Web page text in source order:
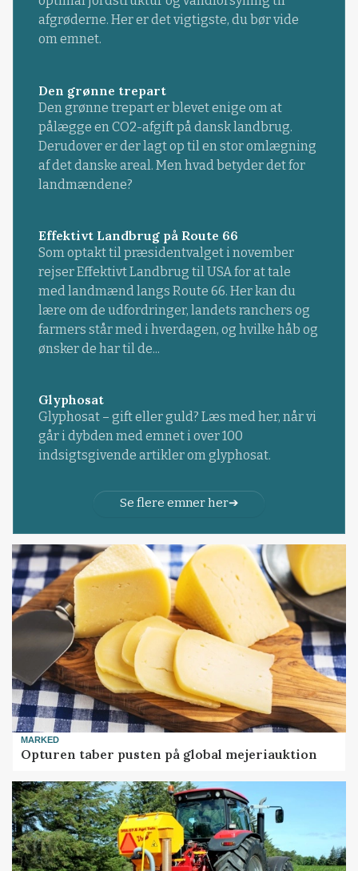
afgrøderne. Her er det vigtigste, du bør vide
om emnet.
Den grønne trepart
Den grønne trepart er blevet enige om at
pålægge en CO2-afgift på dansk landbrug.
Derudover er der lagt op til en stor omlægning
af det danske areal. Men hvad betyder det for
landmændene?
Effektivt Landbrug på Route 66
Som optakt til præsidentvalget i november
rejser Effektivt Landbrug til USA for at tale
med landmænd langs Route 66. Her kan du
lære om de udfordringer, landets ranchers og
farmers står med i hverdagen, og hvilke håb og
ønsker de har til de...
Glyphosat
Glyphosat – gift eller guld? Læs med her, når vi
går i dybden med emnet i over 100
indsigtsgivende artikler om glyphosat.
Se flere emner her
MARKED
Opturen taber pusten på global mejeriauktion